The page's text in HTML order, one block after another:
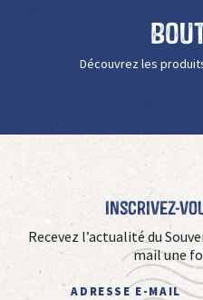
Découvrez les
Inscrivez-
Recevez l’actualité du
mail une
ADRESSE E-MAIL